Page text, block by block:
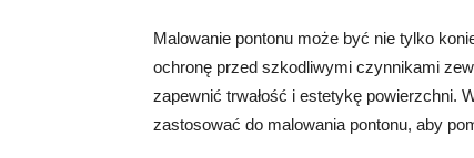
Malowanie pontonu może być nie tylko
ochronę przed szkodliwymi czynnikami
zapewnić trwałość i estetykę powierzchni.
zastosować do malowania pontonu, aby